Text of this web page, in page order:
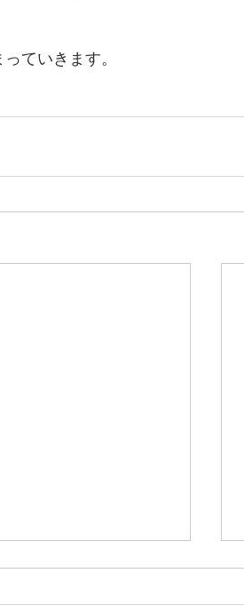
ていきます。